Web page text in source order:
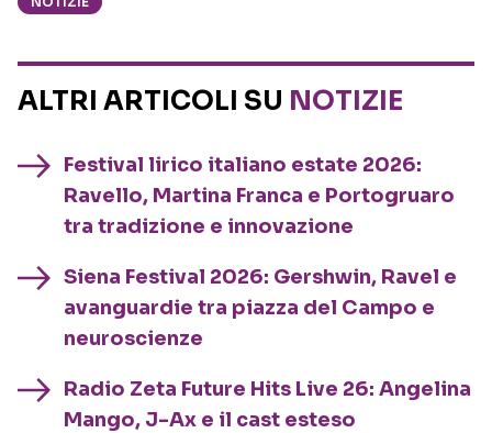
ALTRI ARTICOLI SU NOTIZIE
Festival lirico italiano estate 2026:
Ravello, Martina Franca e Portogruaro
tra tradizione e innovazione
Siena Festival 2026: Gershwin, Ravel e
avanguardie tra piazza del Campo e
neuroscienze
Radio Zeta Future Hits Live 26: Angelina
Mango, J-Ax e il cast esteso